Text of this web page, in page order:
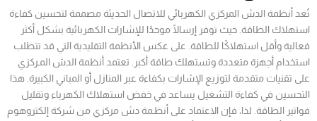
تُعد أنظمة الدش المركزي الكهربائي للاتصال الحديثة مصممة لتحسين كفاءة
استهلاك الطاقة. حيث توفر إرسالًا موحدًا للإشارات الكهربائية بشكل أكثر
فعالية وأقل استهلاكًا للطاقة. على عكس الأنظمة التقليدية التي قد تتطلب
استخدام أجهزة متعددة وتستهلك طاقة أكبر. تعتمد أنظمة الدش المـركزي
على تقنيات متقدمة لتوزيع الإشارات بكفاءة عبر المنازل أو المباني الكبيرة. هذا
التحسين في كفاءة التشغيل يساعد في خفض استهلاك الكهرباء وتقليل
فواتير الطاقة. لذا، فإن الاعتماد على أنظـمة دش مركزي من شركة إلكتروهوم